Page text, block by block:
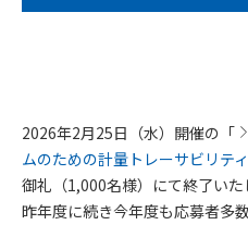
2026年2月25日（水）開催の「
ムのための計量トレーサビリテ
御礼（1,000名様）にて終了いた
昨年度に続き今年度も応募者多